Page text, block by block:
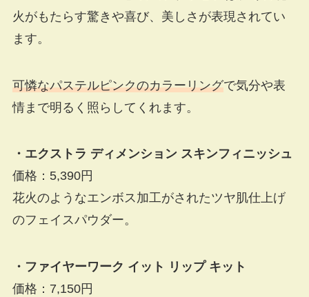
火がもたらす驚きや喜び、美しさが表現されてい
ます。
可憐なパステルピンクのカラーリングで気分や表
情まで明るく照らしてくれます。
・エクストラ ディメンション スキンフィニッシュ
価格：5,390円
花火のようなエンボス加工がされたツヤ肌仕上げ
のフェイスパウダー。
・ファイヤーワーク イット リップ キット
価格：7,150円